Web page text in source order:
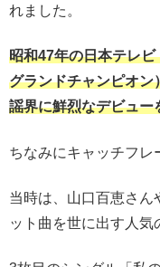
れました。
昭和47年の日本テレ
グランドチャンピオン
謡界に鮮烈なデビュー
ちなみにキャッチフレ
当時は、山口百恵さん
ット曲を世に出す人気